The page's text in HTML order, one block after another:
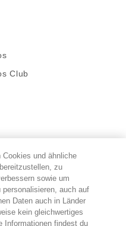
Club
user/
Cookies und ähnliche
zu
sowie um
personalisieren, auch auf
Daten auch in Länder
kein gleichwertiges
Informationen findest du